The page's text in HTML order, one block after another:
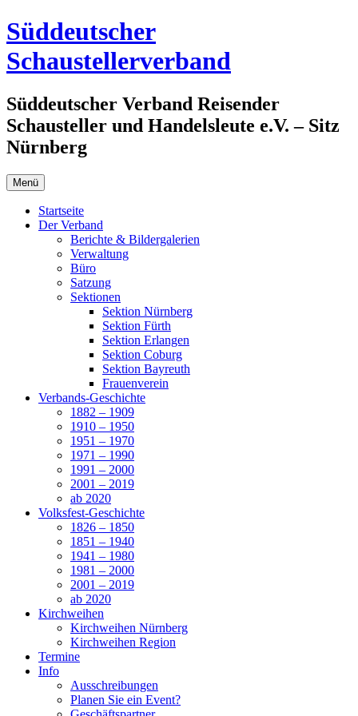
Zum
Inhalt
springen
Süddeutscher
Schaustellerverband
Süddeutscher Verband Reisender
Schausteller und Handelsleute e.V. – Sitz
Nürnberg
Menü
Startseite
Der Verband
Berichte & Bildergalerien
Verwaltung
Büro
Satzung
Sektionen
Sektion Nürnberg
Sektion Fürth
Sektion Erlangen
Sektion Coburg
Sektion Bayreuth
Frauenverein
Verbands-Geschichte
1882 – 1909
1910 – 1950
1951 – 1970
1971 – 1990
1991 – 2000
2001 – 2019
ab 2020
Volksfest-Geschichte
1826 – 1850
1851 – 1940
1941 – 1980
1981 – 2000
2001 – 2019
ab 2020
Kirchweihen
Kirchweihen Nürnberg
Kirchweihen Region
Termine
Info
Ausschreibungen
Planen Sie ein Event?